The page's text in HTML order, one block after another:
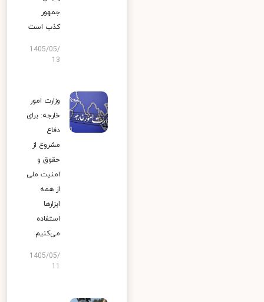
جمهور
کذب است
1405/05/
13
وزارت امور
خارجه: برای
دفاع
مشروع از
حقوق و
امنیت ملی
از همه
ابزارها
استفاده
می‌کنیم
1405/05/